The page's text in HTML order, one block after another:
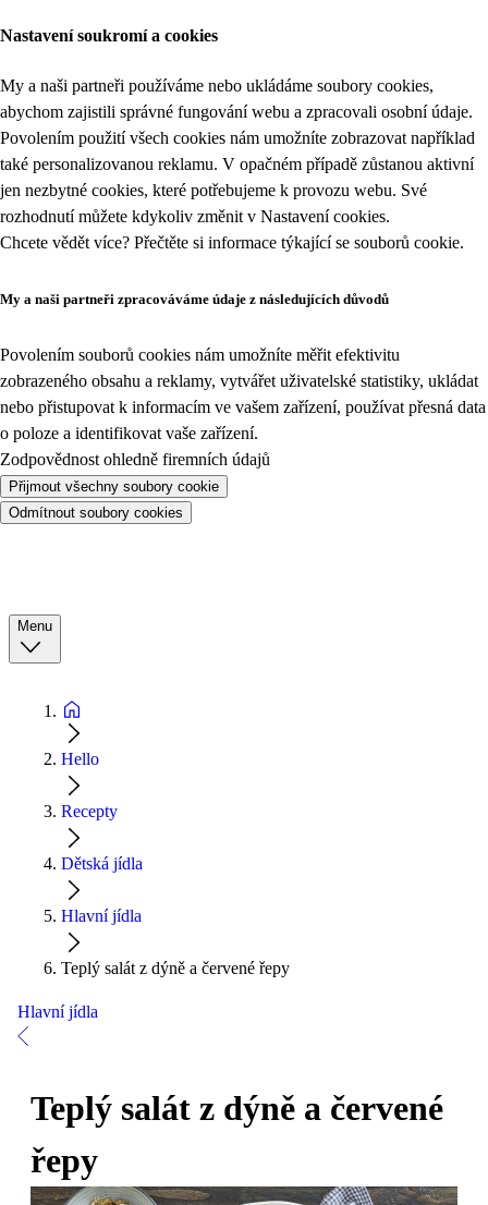
Nastavení soukromí a cookies
My a naši partneři používáme nebo ukládáme soubory cookies,
abychom zajistili správné fungování webu a zpracovali osobní údaje.
Povolením použití všech cookies nám umožníte zobrazovat například
také personalizovanou reklamu. V opačném případě zůstanou aktivní
jen nezbytné cookies, které potřebujeme k provozu webu. Své
rozhodnutí můžete kdykoliv změnit v Nastavení cookies.
Chcete vědět více? Přečtěte si informace týkající se souborů cookie.
My a naši partneři zpracováváme údaje z následujících důvodů
Povolením souborů cookies nám umožníte měřit efektivitu
zobrazeného obsahu a reklamy, vytvářet uživatelské statistiky, ukládat
nebo přistupovat k informacím ve vašem zařízení, používat přesná data
o poloze a identifikovat vaše zařízení.
Zodpovědnost ohledně firemních údajů
Přijmout všechny soubory cookie
Odmítnout soubory cookies
Menu
Hello
Recepty
Dětská jídla
Hlavní jídla
Teplý salát z dýně a červené řepy
Hlavní jídla
Teplý salát z dýně a červené
řepy